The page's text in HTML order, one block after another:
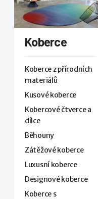
Koberce
Koberce z přírodních
materiálů
Kusové koberce
Kobercové čtverce a
dílce
Běhouny
Zátěžové koberce
Luxusní koberce
Designové koberce
Koberce s